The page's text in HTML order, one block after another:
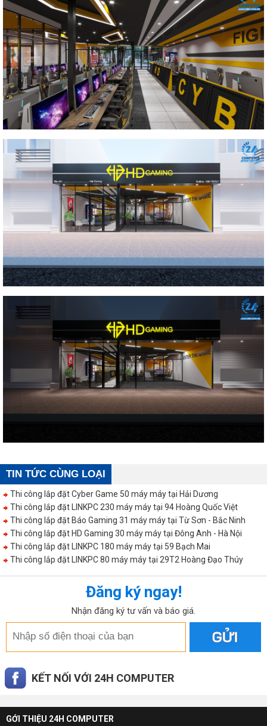
TIN TỨC CÙNG LOẠI
Thi công lắp đặt Cyber Game 50 máy máy tại Hải Dương
Thi công lắp đặt LINKPC 230 máy máy tại 94 Hoàng Quốc Việt
Thi công lắp đặt Báo Gaming 31 máy máy tại Từ Sơn - Bắc Ninh
Thi công lắp đặt HD Gaming 30 máy máy tại Đông Anh - Hà Nội
Thi công lắp đặt LINKPC 180 máy máy tại 59 Bạch Mai
Thi công lắp đặt LINKPC 80 máy máy tại 29T2 Hoàng Đạo Thúy
Đăng ký ngay!
Nhận đăng ký tư vấn và báo giá.
KẾT NỐI VỚI 24H COMPUTER
GỚI THIỆU 24H COMPUTER